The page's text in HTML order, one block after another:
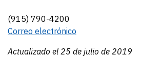
(915) 790-4200
Correo electrónico
Actualizado el 25 de julio de 2019